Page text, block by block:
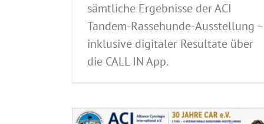
sämtliche Ergebnisse der ACI
Tandem-Rassehunde-Ausstellung –
inklusive digitaler Resultate über
die CALL IN App.